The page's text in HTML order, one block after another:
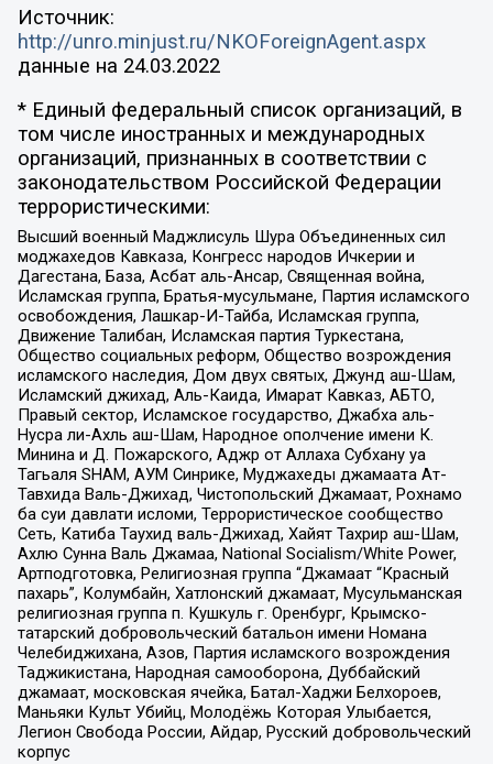
Источник:
http://unro.minjust.ru/NKOForeignAgent.aspx
данные на 24.03.2022
* Единый федеральный список организаций, в
том числе иностранных и международных
организаций, признанных в соответствии с
законодательством Российской Федерации
террористическими:
Высший военный Маджлисуль Шура Объединенных сил
моджахедов Кавказа, Конгресс народов Ичкерии и
Дагестана, База, Асбат аль-Ансар, Священная война,
Исламская группа, Братья-мусульмане, Партия исламского
освобождения, Лашкар-И-Тайба, Исламская группа,
Движение Талибан, Исламская партия Туркестана,
Общество социальных реформ, Общество возрождения
исламского наследия, Дом двух святых, Джунд аш-Шам,
Исламский джихад, Аль-Каида, Имарат Кавказ, АБТО,
Правый сектор, Исламское государство, Джабха аль-
Нусра ли-Ахль аш-Шам, Народное ополчение имени К.
Минина и Д. Пожарского, Аджр от Аллаха Субхану уа
Тагьаля SHAM, АУМ Синрике, Муджахеды джамаата Ат-
Тавхида Валь-Джихад, Чистопольский Джамаат, Рохнамо
ба суи давлати исломи, Террористическое сообщество
Сеть, Катиба Таухид валь-Джихад, Хайят Тахрир аш-Шам,
Ахлю Сунна Валь Джамаа, National Socialism/White Power,
Артподготовка, Религиозная группа “Джамаат “Красный
пахарь”, Колумбайн, Хатлонский джамаат, Мусульманская
религиозная группа п. Кушкуль г. Оренбург, Крымско-
татарский добровольческий батальон имени Номана
Челебиджихана, Азов, Партия исламского возрождения
Таджикистана, Народная самооборона, Дуббайский
джамаат, московская ячейка, Батал-Хаджи Белхороев,
Маньяки Культ Убийц, Молодёжь Которая Улыбается,
Легион Свобода России, Айдар, Русский добровольческий
корпус